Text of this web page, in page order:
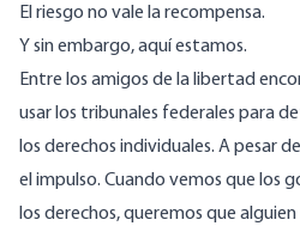
El riesgo no vale la recompensa.
Y sin embargo, aquí estamos.
Entre los amigos de la libertad
usar los tribunales federales para
los derechos individuales. A pesar
el impulso. Cuando vemos que los
los derechos, queremos que